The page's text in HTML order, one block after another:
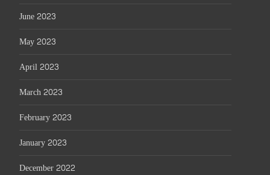
June 2023
May 2023
April 2023
March 2023
February 2023
January 2023
December 2022